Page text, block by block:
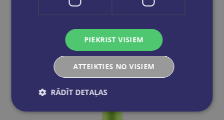
€0.70
Ielikt grozā
PIEKRIST VISIEM
ATTEIKTIES NO VISIEM
RĀDĪT DETAĻAS